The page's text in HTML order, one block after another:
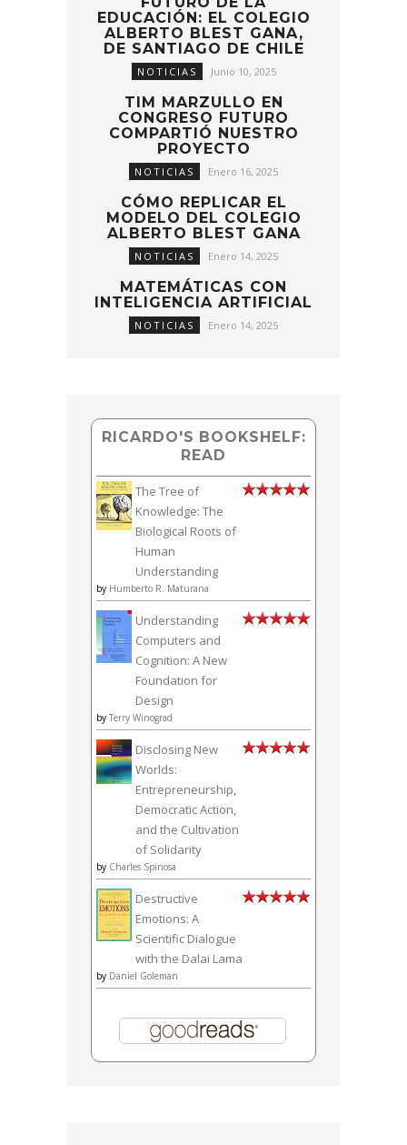
EDUCACIÓN: EL COLEGIO
ALBERTO BLEST GANA,
DE SANTIAGO DE CHILE
NOTICIAS Junio 10, 2025
TIM MARZULLO EN
CONGRESO FUTURO
COMPARTIÓ NUESTRO
PROYECTO
NOTICIAS Enero 16, 2025
CÓMO REPLICAR EL
MODELO DEL COLEGIO
ALBERTO BLEST GANA
NOTICIAS Enero 14, 2025
MATEMÁTICAS CON
INTELIGENCIA ARTIFICIAL
NOTICIAS Enero 14, 2025
RICARDO'S BOOKSHELF:
READ
The Tree of
Knowledge: The
Biological Roots of
Human
Understanding
by Humberto R. Maturana
Understanding
Computers and
Cognition: A New
Foundation for
Design
by Terry Winograd
Disclosing New
Worlds:
Entrepreneurship,
Democratic Action,
and the Cultivation
of Solidarity
by Charles Spinosa
Destructive
Emotions: A
Scientific Dialogue
with the Dalai Lama
by Daniel Goleman